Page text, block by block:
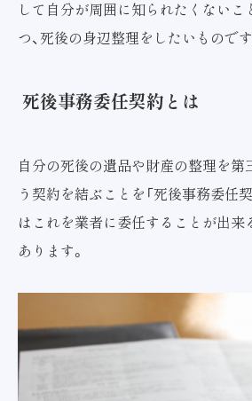
して自分が周囲に知られたくないこ
つ、死後の身辺整理をしたいものです
死後事務委任契約とは
自分の死後の遺品や財産の整理を第
う契約を結ぶことを「死後事務委任
はこれを業者に委任することが出
あります。